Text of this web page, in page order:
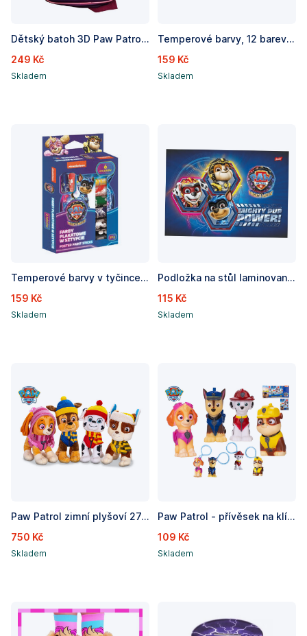
Dětský batoh 3D Paw Patrol Skye/Tlapková patrola, rozměry 29 x 23 x 11 cm
249 Kč
Skladem
Temperové barvy, 12 barev 20 ml Tlapková patrola
159 Kč
Skladem
Temperové barvy v tyčince, 10 g 6 barev Tlapková patrola
159 Kč
Skladem
Podložka na stůl laminovaná A3 Tlapková patrola
115 Kč
Skladem
Paw Patrol zimní plyšoví 27cm 4druhy 0m+
750 Kč
Skladem
Paw Patrol - přívěsek na klíče 8cm, 4druhy, 18m+, v krabičce
109 Kč
Skladem